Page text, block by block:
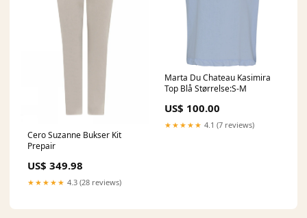
Cero Suzanne Bukser Kit
Prepair
US$ 349.98
★★★★★ 4.3 (28 reviews)
Marta Du Chateau Kasimira
Top Blå Størrelse:S-M
US$ 100.00
★★★★★ 4.1 (7 reviews)